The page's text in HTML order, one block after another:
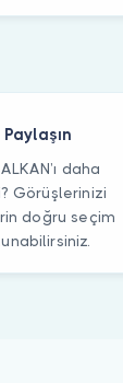
daha
Görüşlerinizi
doğru seçim